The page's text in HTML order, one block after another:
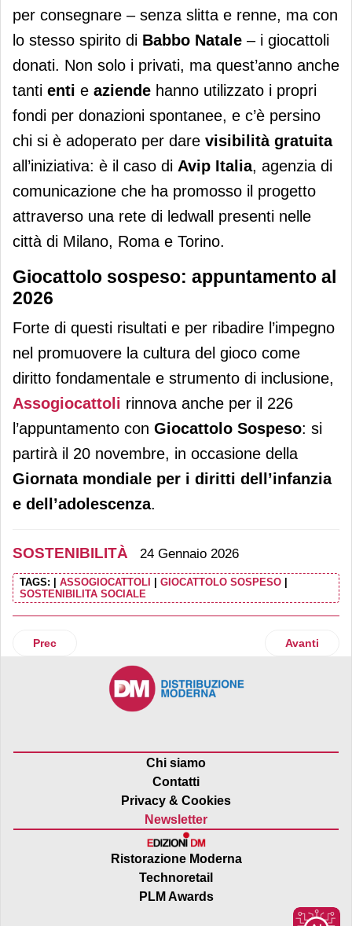
per consegnare – senza slitta e renne, ma con
lo stesso spirito di Babbo Natale – i giocattoli
donati. Non solo i privati, ma quest’anno anche
tanti enti e aziende hanno utilizzato i propri
fondi per donazioni spontanee, e c’è persino
chi si è adoperato per dare visibilità gratuita
all’iniziativa: è il caso di Avip Italia, agenzia di
comunicazione che ha promosso il progetto
attraverso una rete di ledwall presenti nelle
città di Milano, Roma e Torino.
Giocattolo sospeso: appuntamento al
2026
Forte di questi risultati e per ribadire l’impegno
nel promuovere la cultura del gioco come
diritto fondamentale e strumento di inclusione,
Assogiocattoli rinnova anche per il 226
l’appuntamento con Giocattolo Sospeso: si
partirà il 20 novembre, in occasione della
Giornata mondiale per i diritti dell’infanzia
e dell’adolescenza.
SOSTENIBILITÀ 24 Gennaio 2026
TAGS: ASSOGIOCATTOLI GIOCATTOLO SOSPESO
SOSTENIBILITA SOCIALE
Articolo precedente: Acqua Sant’Anna e Fondazione
Prec Articolo
Avanti
Chi siamo
Contatti
Privacy & Cookies
Newsletter
Ristorazione Moderna
Technoretail
PLM Awards